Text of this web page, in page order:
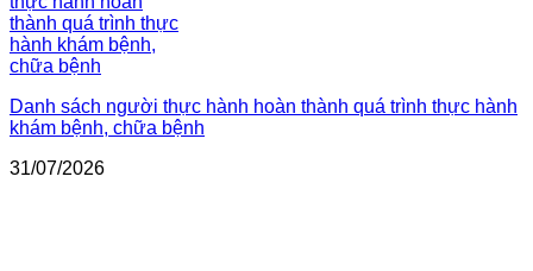
Danh sách người thực hành hoàn thành quá trình thực hành
khám bệnh, chữa bệnh
31/07/2026